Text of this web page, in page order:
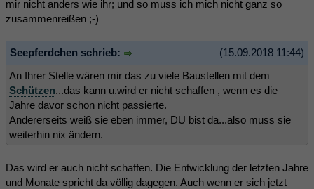
mir nicht anders wie ihr; und so muss ich mich nicht ganz so
zusammenreißen ;-)
(15.09.2018 11:44)
Seepferdchen schrieb:
An Ihrer Stelle wären mir das zu viele Baustellen mit dem
Schützen...das kann u.wird er nicht schaffen , wenn es die
Jahre davor schon nicht passierte.
Andererseits weiß sie eben immer, DU bist da...also muss sie
weiterhin nix ändern.
Das wird er auch nicht schaffen. Die Entwicklung der letzten Jahre
und Monate spricht da völlig dagegen. Auch wenn er sich jetzt